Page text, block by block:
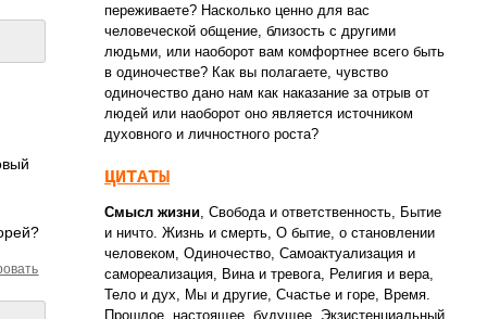
переживаете? Насколько ценно для вас
человеческой общение, близость c другими
людьми, или наоборот вам комфортнее всего быть
в одиночестве? Как вы полагаете, чувство
одиночество дано нам как наказание за отрыв от
людей или наоборот оно является источником
духовного и личностного роста?
ЦИТАТЫ
Смысл жизни, Свобода и ответственность, Бытие
и ничто. Жизнь и смерть, О бытие, о становлении
человеком, Одиночество, Самоактуализация и
самореализация, Вина и тревога, Религия и вера,
Тело и дух, Мы и другие, Счастье и горе, Время.
Прошлое, настоящее, будущее, Экзистенциальный